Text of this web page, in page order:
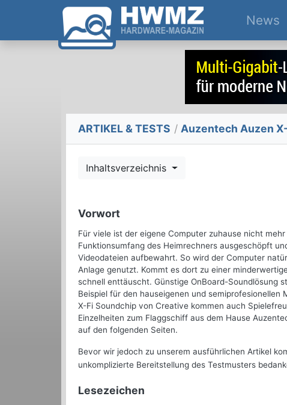
News
ARTIKEL & TESTS / Auzentech Auzen
Inhaltsverzeichnis
Vorwort
Für viele ist der eigene Computer zuhause nicht
Funktionsumfang des Heimrechners ausgeschöpft
Videodateien aufbewahrt. So wird der Computer
Anlage genutzt. Kommt es dort zu einer
schnell enttäuscht. Günstige OnBoard-Soundlösung
Beispiel für den hauseigenen und semiprofesionellen
X-Fi Soundchip von Creative kommen auch
Einzelheiten zum Flaggschiff aus dem Hause
auf den folgenden Seiten.
Bevor wir jedoch zu unserem ausführlichen Artikel
unkomplizierte Bereitstellung des Testmusters
Lesezeichen